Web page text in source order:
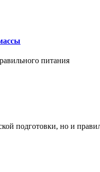
питания
подготовки, но и